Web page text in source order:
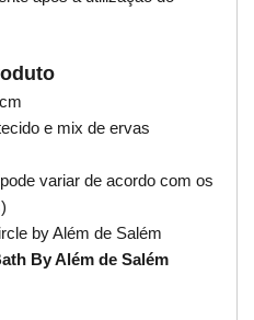
e mix de ervas
variar de acordo com os
by Além de Salém
By Além de Salém